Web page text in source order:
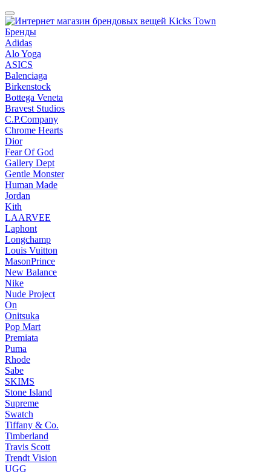
Бренды
Adidas
Alo Yoga
ASICS
Balenciaga
Birkenstock
Bottega Veneta
Bravest Studios
C.P.Company
Chrome Hearts
Dior
Fear Of God
Gallery Dept
Gentle Monster
Human Made
Jordan
Kith
LAARVEE
Laphont
Longchamp
Louis Vuitton
MasonPrince
New Balance
Nike
Nude Project
On
Onitsuka
Pop Mart
Premiata
Puma
Rhode
Sabe
SKIMS
Stone Island
Supreme
Swatch
Tiffany & Co.
Timberland
Travis Scott
Trendt Vision
UGG